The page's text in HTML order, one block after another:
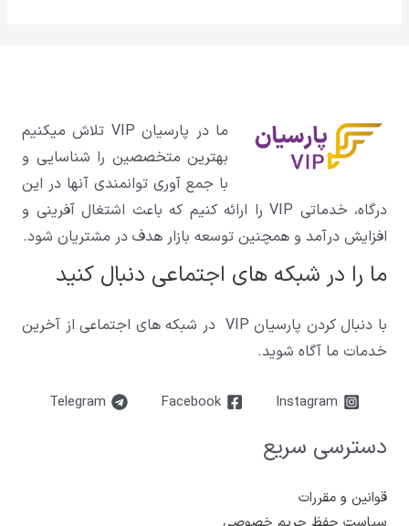
ما در پارسیان VIP تلاش میکنیم
بهترین متخصصین را شناسایی و
با جمع آوری توانمندی آنها در این
درگاه، خدماتی VIP را ارائه کنیم که باعث اشتغال آفرینی و
افزایش درآمد و همچنین توسعه بازار هدف در مشتریان شود.
ما را در شبکه های اجتماعی دنبال کنید
با دنبال کردن پارسیان VIP در شبکه های اجتماعی از آخرین
خدمات ما آگاه شوید.
Instagram
Facebook
Telegram
دسترسی سریع
قوانین و مقررات